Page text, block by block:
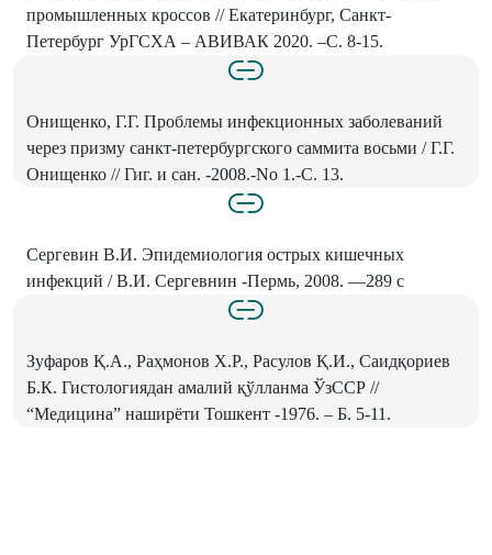
промышленных кроссов // Екатеринбург, Санкт-
Петербург УрГСХА – АВИВАК 2020. –С. 8-15.
Онищенко, Г.Г. Проблемы инфекционных заболеваний
через призму санкт-петербургского саммита восьми / Г.Г.
Онищенко // Гиг. и сан. -2008.-No 1.-С. 13.
Сергевин В.И. Эпидемиология острых кишечных
инфекций / В.И. Сергевнин -Пермь, 2008. —289 с
Зуфаров Қ.А., Раҳмонов Х.Р., Расулов Қ.И., Саидқориев
Б.К. Гистологиядан амалий қўлланма ЎзССР //
“Медицина” наширёти Тошкент -1976. – Б. 5-11.